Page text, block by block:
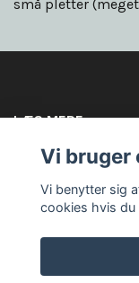
små pletter
LÆS MERE
Sociale medier
Vi bruger
Vi benytter sig
cookies hvis